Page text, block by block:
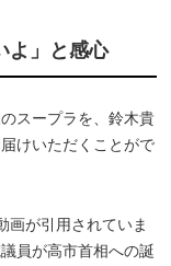
よ」と感心
スープラを、鈴木貴
けいただくことがで
が引用されていま
員が高市首相への誕